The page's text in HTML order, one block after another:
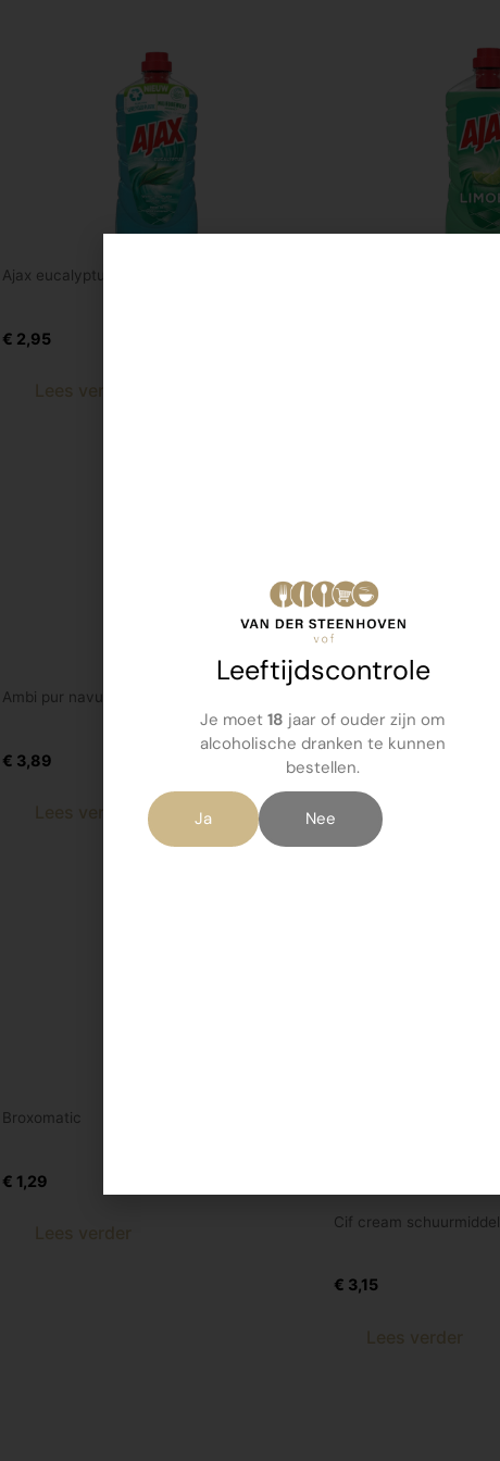
Ajax eucalyptus
€ 2,95
Lees verder
Ambi pur navul 3 st toiletblok
€ 3,89
Lees verder
Ammonia 1 ltr
€ 1,29
Lees verder
Broxomatic
€ 1,29
Lees verder
Cif cream schuurmiddel
€ 3,15
Lees verder
Leeftijdscontrole
Je moet18 jaar of ouder zijn om
alcoholische dranken te kunnen
bestellen.
Ja Nee